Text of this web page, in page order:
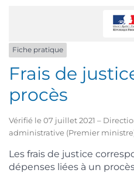
Fiche pratique
Frais de
procès
Vérifié le 07 juillet 2021 –
administrative (Premier
Les frais de justice
dépenses liées à un